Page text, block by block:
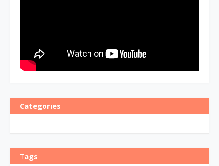
Categories
Tags